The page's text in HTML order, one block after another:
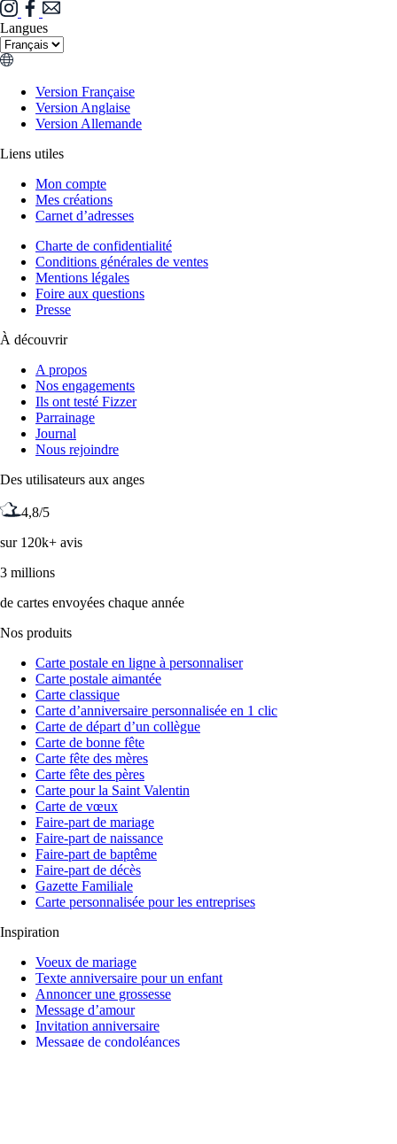
Langues
Version Française
Version Anglaise
Version Allemande
Liens utiles
Mon compte
Mes créations
Carnet d’adresses
Charte de confidentialité
Conditions générales de ventes
Mentions légales
Foire aux questions
Presse
À découvrir
A propos
Nos engagements
Ils ont testé Fizzer
Parrainage
Journal
Nous rejoindre
Des utilisateurs aux anges
4,8/5
sur 120k+ avis
3 millions
de cartes envoyées chaque année
Nos produits
Carte postale en ligne à personnaliser
Carte postale aimantée
Carte classique
Carte d’anniversaire personnalisée en 1 clic
Carte de départ d’un collègue
Carte de bonne fête
Carte fête des mères
Carte fête des pères
Carte pour la Saint Valentin
Carte de vœux
Faire-part de mariage
Faire-part de naissance
Faire-part de baptême
Faire-part de décès
Gazette Familiale
Carte personnalisée pour les entreprises
Inspiration
Voeux de mariage
Texte anniversaire pour un enfant
Annoncer une grossesse
Message d’amour
Invitation anniversaire
Message de condoléances